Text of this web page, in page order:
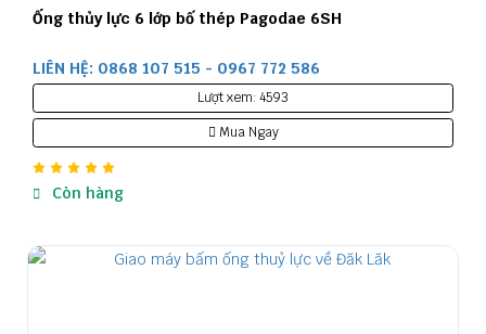
Ống thủy lực 6 lớp bố thép Pagodae 6SH
LIÊN HỆ: 0868 107 515 - 0967 772 586
Lượt xem: 4593
Mua Ngay
Còn hàng